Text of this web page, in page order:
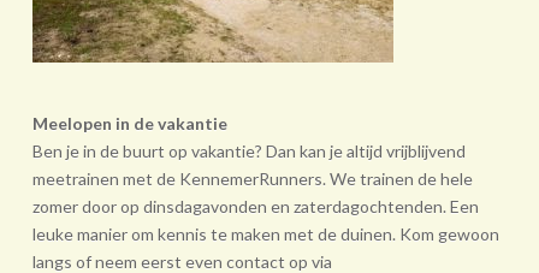
Meelopen in de vakantie
Ben je in de buurt op vakantie? Dan kan je altijd vrijblijvend
meetrainen met de KennemerRunners. We trainen de hele
zomer door op dinsdagavonden en zaterdagochtenden. Een
leuke manier om kennis te maken met de duinen. Kom gewoon
langs of neem eerst even contact op via